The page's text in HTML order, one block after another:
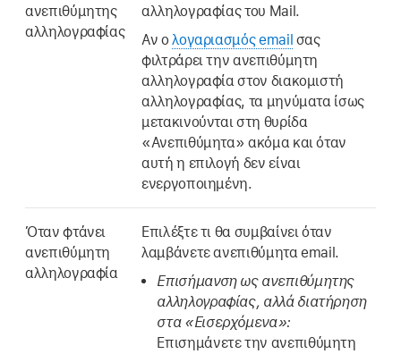
ανεπιθύμητης
αλληλογραφίας
αλληλογραφίας του Mail.
Αν ολογαριασμός email σας
φιλτράρει την ανεπιθύμητη
αλληλογραφία στον διακομιστή
αλληλογραφίας, τα μηνύματα ίσως
μετακινούνται στη θυρίδα
«Ανεπιθύμητα» ακόμα και όταν
αυτή η επιλογή δεν είναι
ενεργοποιημένη.
Όταν φτάνει
ανεπιθύμητη
αλληλογραφία
Επιλέξτε τι θα συμβαίνει όταν
λαμβάνετε ανεπιθύμητα email.
Επισήμανση ως ανεπιθύμητης
αλληλογραφίας, αλλά διατήρηση
στα «Εισερχόμενα»:
Επισημάνετε την ανεπιθύμητη